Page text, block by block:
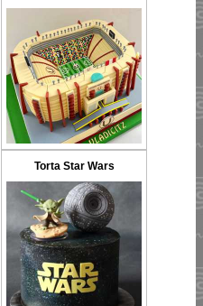
Torta Star Wars